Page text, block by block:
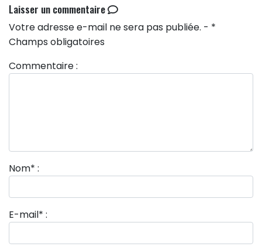
Laisser un commentaire
Votre adresse e-mail ne sera pas publiée. - *
Champs obligatoires
Commentaire :
Nom* :
E-mail* :